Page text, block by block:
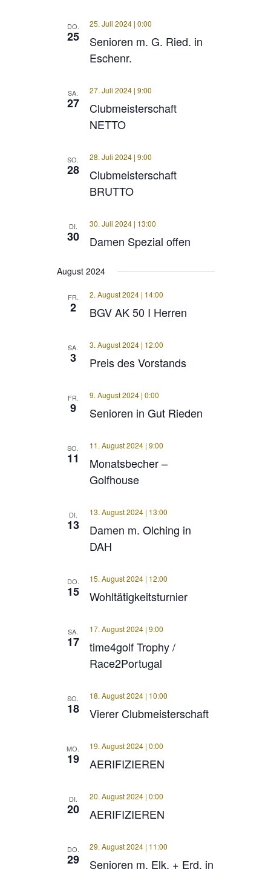
DO.
25
Senioren m. G. Ried. in
Eschenr.
25. Juli 2024 | 0:00
SA.
27
Clubmeisterschaft
NETTO
27. Juli 2024 | 9:00
SO.
28
Clubmeisterschaft
BRUTTO
28. Juli 2024 | 9:00
DI.
30 Damen Spezial offen
30. Juli 2024 | 13:00
August 2024
FR.
2 BGV AK 50 I Herren
2. August 2024 | 14:00
SA.
3 Preis des Vorstands
3. August 2024 | 12:00
FR.
9 Senioren in Gut Rieden
9. August 2024 | 0:00
SO.
11
Monatsbecher –
Golfhouse
11. August 2024 | 9:00
DI.
13
Damen m. Olching in
DAH
13. August 2024 | 13:00
DO.
15 Wohltätigkeitsturnier
15. August 2024 | 12:00
SA.
17
time4golf Trophy /
Race2Portugal
17. August 2024 | 9:00
SO.
18 Vierer Clubmeisterschaft
18. August 2024 | 10:00
MO.
19 AERIFIZIEREN
19. August 2024 | 0:00
DI.
20 AERIFIZIEREN
20. August 2024 | 0:00
DO.
29 Senioren m. Elk. + Erd. in
29. August 2024 | 11:00